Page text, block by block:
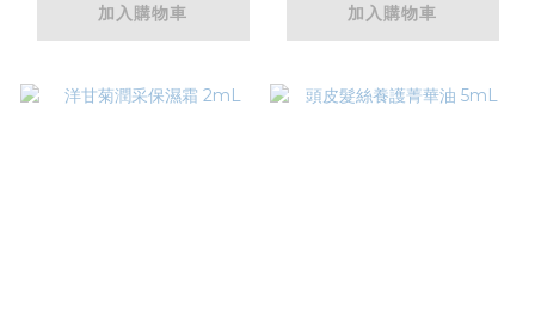
加入購物車 加入購物車